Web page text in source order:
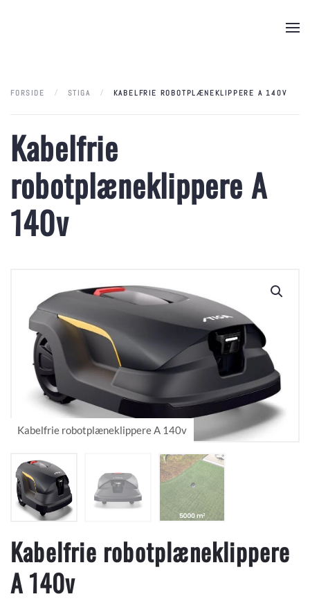
FORSIDE STIGA KABELFRIE ROBOTPLÆNEKLIPPERE A 140V
Kabelfrie
robotplæneklippere A
140v
Kabelfrie robotplæneklippere
A 140v